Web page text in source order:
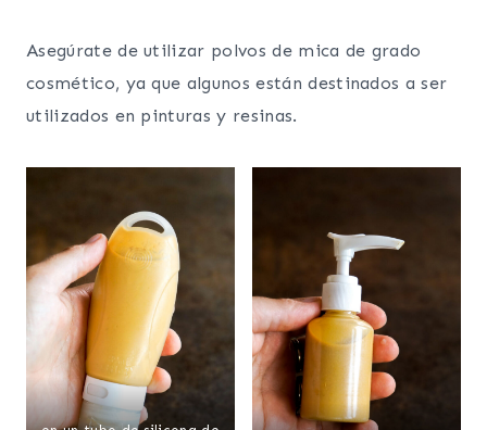
Asegúrate de utilizar polvos de mica de grado
cosmético, ya que algunos están destinados a ser
utilizados en pinturas y resinas.